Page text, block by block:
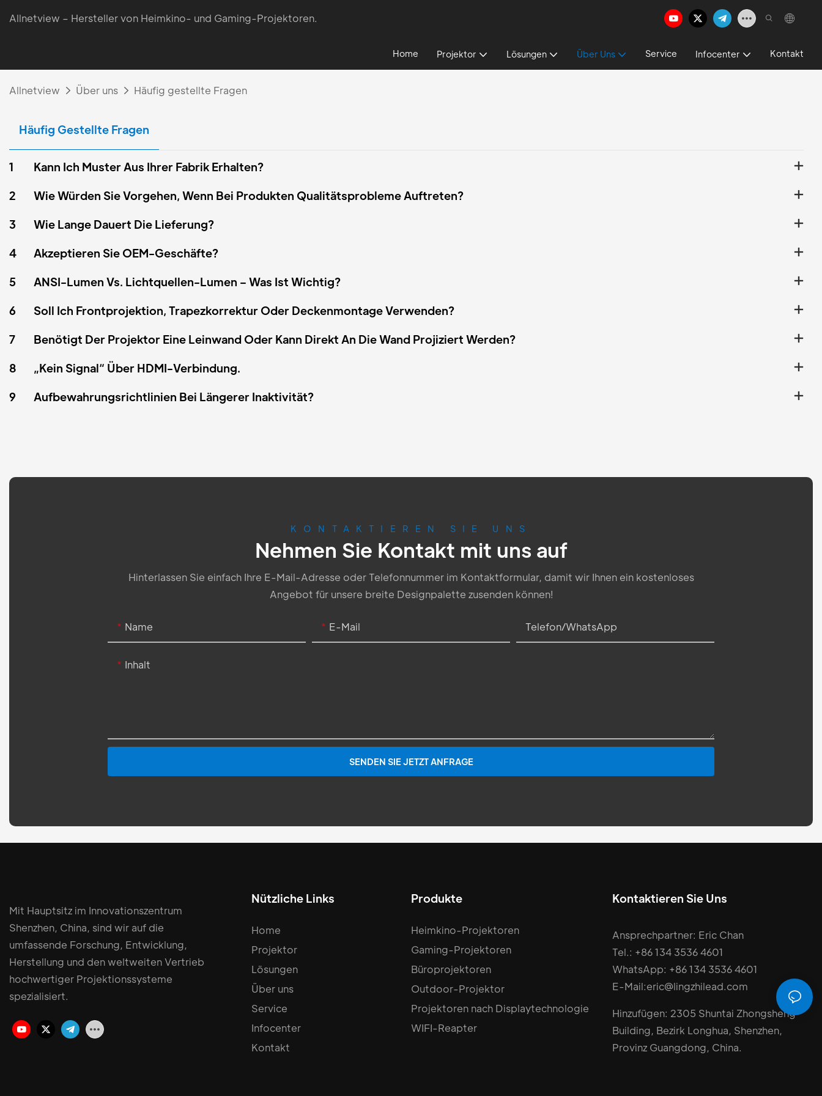
Allnetview – Hersteller von Heimkino- und Gaming-Projektoren.
Home Projektor Lösungen Über Uns Service Infocenter Kontakt
Allnetview Über uns Häufig gestellte Fragen
Häufig Gestellte Fragen
1 Kann Ich Muster Aus Ihrer Fabrik Erhalten?
2 Wie Würden Sie Vorgehen, Wenn Bei Produkten Qualitätsprobleme Auftreten?
3 Wie Lange Dauert Die Lieferung?
4 Akzeptieren Sie OEM-Geschäfte?
5 ANSI-Lumen Vs. Lichtquellen-Lumen – Was Ist Wichtig?
6 Soll Ich Frontprojektion, Trapezkorrektur Oder Deckenmontage Verwenden?
7 Benötigt Der Projektor Eine Leinwand Oder Kann Direkt An Die Wand Projiziert Werden?
8 „Kein Signal“ Über HDMI-Verbindung.
9 Aufbewahrungsrichtlinien Bei Längerer Inaktivität?
KONTAKTIEREN SIE UNS
Nehmen Sie Kontakt mit uns auf
Hinterlassen Sie einfach Ihre E-Mail-Adresse oder Telefonnummer im Kontaktformular, damit wir Ihnen ein kostenloses
Angebot für unsere breite Designpalette zusenden können!
Name E-Mail Telefon/WhatsApp
Inhalt
SENDEN SIE JETZT ANFRAGE
Mit Hauptsitz im Innovationszentrum
Shenzhen, China, sind wir auf die
umfassende Forschung, Entwicklung,
Herstellung und den weltweiten Vertrieb
hochwertiger Projektionssysteme
spezialisiert.
Nützliche Links
Home
Projektor
Lösungen
Über uns
Service
Infocenter
Kontakt
Produkte
Heimkino-Projektoren
Gaming-Projektoren
Büroprojektoren
Outdoor-Projektor
Projektoren nach Displaytechnologie
WIFI-Reapter
Kontaktieren Sie Uns
Ansprechpartner: Eric Chan
Tel.: +86 134 3536 4601
WhatsApp: +86 134 3536 4601
E-Mail:eric@lingzhilead.com
Hinzufügen: 2305 Shuntai Zhongsheng
Building, Bezirk Longhua, Shenzhen,
Provinz Guangdong, China.